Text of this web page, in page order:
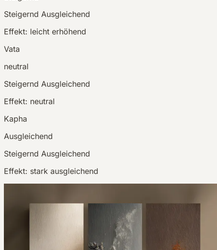
Steigernd Ausgleichend
Effekt: leicht erhöhend
Vata
neutral
Steigernd Ausgleichend
Effekt: neutral
Kapha
Ausgleichend
Steigernd Ausgleichend
Effekt: stark ausgleichend